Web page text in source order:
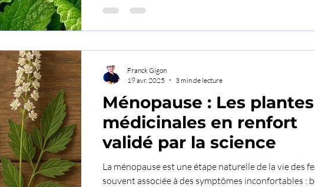
Ménopause : Les plantes
médicinales en renfort
validé par la science
La ménopause est une étape naturelle de la vie des
souvent associée à des symptômes inconfortables :
Franck Gigon
19 avr. 2025
3 min de lecture